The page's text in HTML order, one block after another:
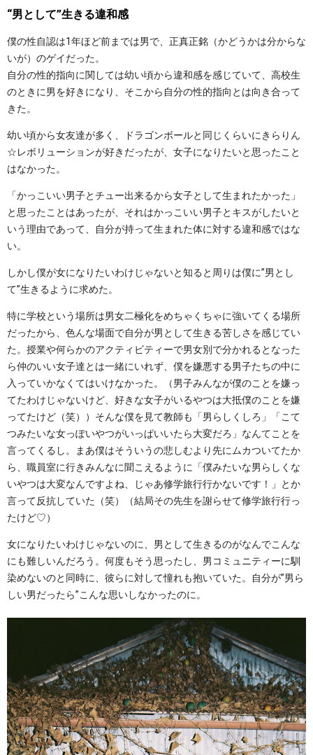
“男として”生きる違和感
僕の性自認は1年ほど前までは男で、正真正銘（かどうかは分からな
いが）のゲイだった。
自分の性的指向に関しては幼い頃から違和感を感じていて、高校生
のときに男を好きになり、そこから自分の性的指向とは向き合って
きた。
幼い頃から女友達が多く、ドラゴンボールと同じくらいにきらりん
☆レボリューションが好きだったが、女子になりたいと思ったこと
はなかった。
「かっこいい男子とチュー出来るから女子として生まれたかった」
と思ったことはあったが、それはかっこいい男子とキスがしたいと
いう理由であって、自分が持って生まれた体に対する違和感ではな
い。
しかし僕が女になりたいわけじゃないと知ると周りは僕に”男とし
て”生きるように求めた。
特に学校という場所は男女二極化をめちゃくちゃに強いてくる場所
だったから、色んな場面で自分が男として生きる苦しさを感じてい
た。授業や何らかのアクティビティーで男女別で分かれるとなった
ら仲のいい女子達とは一緒にいれず、僕を嫌悪する男子たちの中に
入っていかなくてはいけなかった。（男子みんなが僕のことを嫌っ
てたわけじゃないけど、好きな女子がいるやつは大抵僕のことを嫌
ってたけど（笑））そんな僕を見て教師も「男らしくしろ」「こて
つみたいな女っぽいやつがいっぱいいたら大変だろ」なんてことを
言ってくるし。まあ僕はそういうの悲しむより先にムカついてたか
ら、職員室に行きみんなに聞こえるように「僕みたいな男らしくな
いやつは大変なんですよね、じゃあ修学旅行行かないです！」とか
言って反抗していた（笑）（結局その先生を謝らせて修学旅行行っ
たけど♡）
女になりたいわけじゃないのに、男として生きるのがなんでこんな
にも難しいんだろう。何度もそう思ったし、男コミュニティーに馴
染めないのと同時に、彼らに対して憧れも抱いていた。自分が”男ら
しい男だったら”こんな思いしなかったのに。